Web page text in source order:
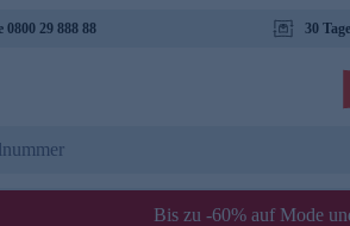
29 888 88 30
Bis zu -60% auf Mode